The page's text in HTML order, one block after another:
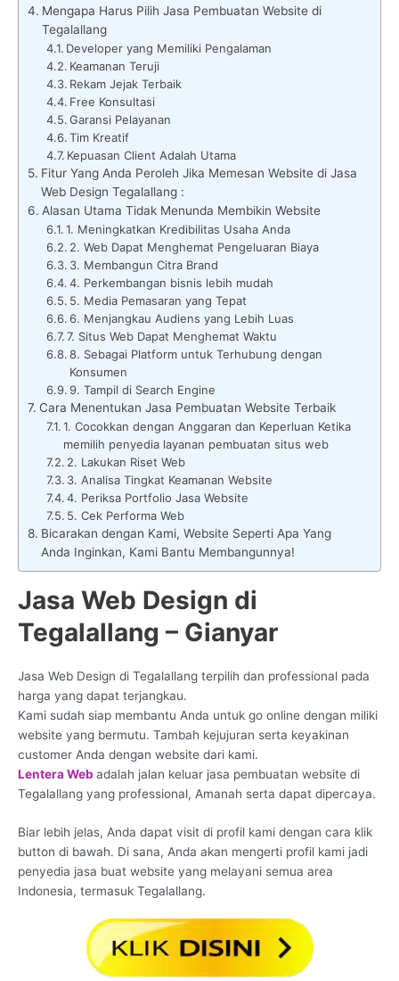
Mengapa Harus Pilih Jasa Pembuatan Website di
Tegalallang
Developer yang Memiliki Pengalaman
Keamanan Teruji
Rekam Jejak Terbaik
Free Konsultasi
Garansi Pelayanan
Tim Kreatif
Kepuasan Client Adalah Utama
Fitur Yang Anda Peroleh Jika Memesan Website di Jasa
Web Design Tegalallang :
Alasan Utama Tidak Menunda Membikin Website
1. Meningkatkan Kredibilitas Usaha Anda
2. Web Dapat Menghemat Pengeluaran Biaya
3. Membangun Citra Brand
4. Perkembangan bisnis lebih mudah
5. Media Pemasaran yang Tepat
6. Menjangkau Audiens yang Lebih Luas
7. Situs Web Dapat Menghemat Waktu
8. Sebagai Platform untuk Terhubung dengan
Konsumen
9. Tampil di Search Engine
Cara Menentukan Jasa Pembuatan Website Terbaik
1. Cocokkan dengan Anggaran dan Keperluan Ketika
memilih penyedia layanan pembuatan situs web
2. Lakukan Riset Web
3. Analisa Tingkat Keamanan Website
4. Periksa Portfolio Jasa Website
5. Cek Performa Web
Bicarakan dengan Kami, Website Seperti Apa Yang
Anda Inginkan, Kami Bantu Membangunnya!
Jasa Web Design di
Tegalallang – Gianyar
Jasa Web Design di Tegalallang terpilih dan professional pada
harga yang dapat terjangkau.
Kami sudah siap membantu Anda untuk go online dengan miliki
website yang bermutu. Tambah kejujuran serta keyakinan
customer Anda dengan website dari kami.
Lentera Web adalah jalan keluar jasa pembuatan website di
Tegalallang yang professional, Amanah serta dapat dipercaya.
Biar lebih jelas, Anda dapat visit di profil kami dengan cara klik
button di bawah. Di sana, Anda akan mengerti profil kami jadi
penyedia jasa buat website yang melayani semua area
Indonesia, termasuk Tegalallang.